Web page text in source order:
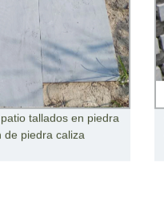
tallados en piedra
de piedra caliza